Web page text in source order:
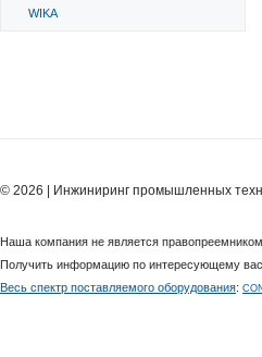
WIKA
© 2026 | Инжиниринг промышленных
Наша компания не является
Получить информацию по интересующему вас
Весь спектр поставляемого оборудования: